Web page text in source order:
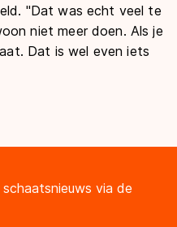
"Dat was echt veel te
niet meer doen. Als je
Dat is wel even iets
via de